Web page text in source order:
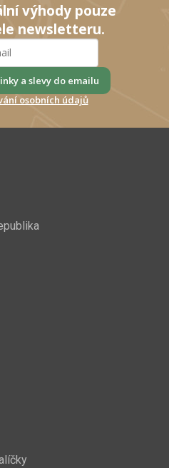
výhody pouze
newsletteru.
a slevy do emailu
osobních údajů